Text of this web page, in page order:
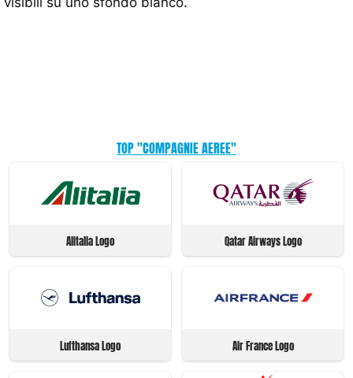
TOP "COMPAGNIE AEREE"
Alitalia Logo Qatar Airways Logo
Lufthansa Logo Air France Logo